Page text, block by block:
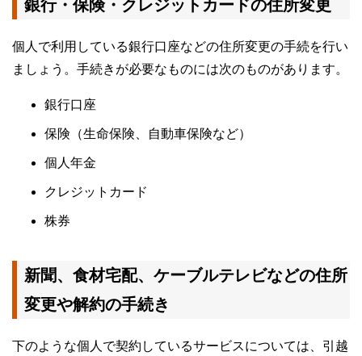
銀行・保険・クレジットカードの住所変更
個人で利用している銀行口座などの住所変更の手続を行い
ましょう。手続きが必要なものには次のものがあります。
銀行口座
保険（生命保険、自動車保険など）
個人年金
クレジットカード
株券
新聞、食材宅配、ケーブルテレビなどの住所
変更や解約の手続き
下のような個人で契約しているサービスについては、引越